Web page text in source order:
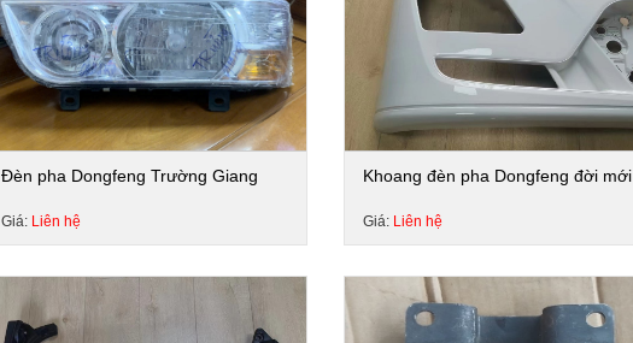
Đèn pha Dongfeng Trường Giang
Giá: Liên hệ
Khoang đèn pha Dongfeng đời mới
Giá: Liên hệ